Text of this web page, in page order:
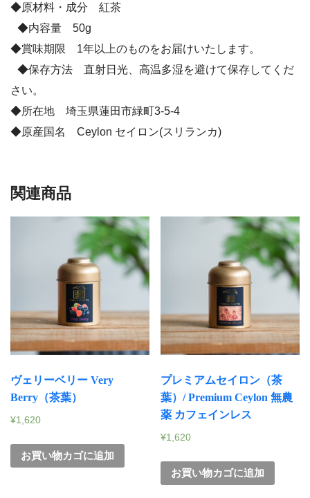
◆原材料・成分 紅茶
◆内容量 50g
◆賞味期限 1年以上のものをお届けいたします。
◆保存方法 直射日光、高温多湿を避けて保存してくだ
さい。
◆所在地 埼玉県蓮田市緑町3-5-4
◆原産国名 Ceylon セイロン(スリランカ)
関連商品
ヴェリーベリー Very
Berry（茶葉）
¥1,620
お買い物カゴに追加
プレミアムセイロン（茶
葉）/ Premium Ceylon 無農
薬 カフェインレス
¥1,620
お買い物カゴに追加